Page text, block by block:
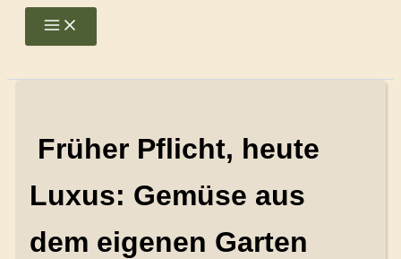
Inhalt
Main
Früher Pflicht, heute
Luxus: Gemüse aus
dem eigenen Garten